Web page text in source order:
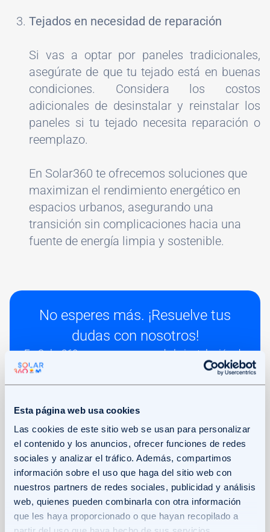
Esta página web usa cookies
Las cookies de este sitio web se usan para personalizar
el contenido y los anuncios, ofrecer funciones de redes
sociales y analizar el tráfico. Además, compartimos
información sobre el uso que haga del sitio web con
nuestros partners de redes sociales, publicidad y análisis
web, quienes pueden combinarla con otra información
que les haya proporcionado o que hayan recopilado a
Tejados en necesidad de reparación
Si vas a optar por paneles tradicionales,
asegúrate de que tu tejado está en buenas
condiciones. Considera los costos
adicionales de desinstalar y reinstalar los
paneles si tu tejado necesita reparación o
reemplazo.
En Solar360 te ofrecemos soluciones que
maximizan el rendimiento energético en
espacios urbanos, asegurando una
transición sin complicaciones hacia una
fuente de energía limpia y sostenible.
No esperes más. ¡Resuelve tus
dudas con nosotros!
En Solar360, nos encargamos de la instalación de
placas solares y te ofrecemos un asesoramiento
personalizado desde el primer día.
Permisos y pasos principales para